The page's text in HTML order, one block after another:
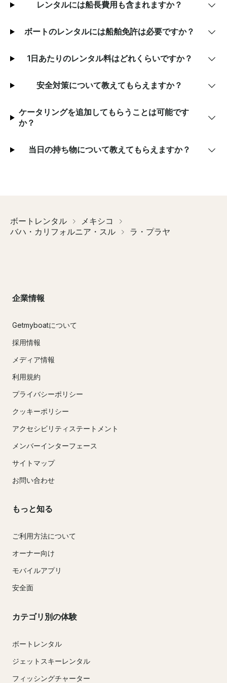
レンタルには船長費用も含まれますか？
ボートのレンタルには船舶免許は必要ですか？
1日あたりのレンタル料はどれくらいですか？
安全対策について教えてもらえますか？
ケータリングを追加してもらうことは可能です
か？
当日の持ち物について教えてもらえますか？
ボートレンタル
メキシコ
バハ・カリフォルニア・スル
ラ・プラヤ
企業情報
Getmyboatについて
採用情報
メディア情報
利用規約
プライバシーポリシー
クッキーポリシー
アクセシビリティステートメント
メンバーインターフェース
サイトマップ
お問い合わせ
もっと知る
ご利用方法について
オーナー向け
モバイルアプリ
安全面
カテゴリ別の体験
ボートレンタル
ジェットスキーレンタル
フィッシングチャーター